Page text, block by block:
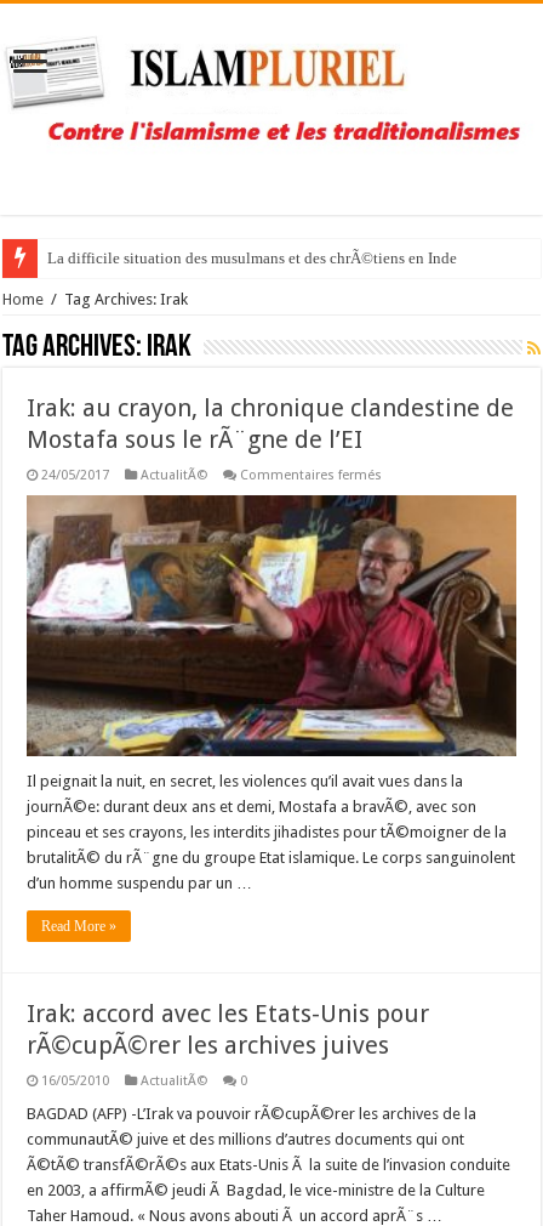
La difficile situation des musulmans et des chrÃ©tiens en Inde
Home / Tag Archives: Irak
Tag Archives: Irak
Irak: au crayon, la chronique clandestine de
Mostafa sous le rÃ¨gne de l’EI
24/05/2017 ActualitÃ© Commentaires fermés
au
crayon,
la
chronique
clandestine
de
Mostafa
sous
le
rÃ¨gne
de
l’EI
Il peignait la nuit, en secret, les violences qu’il avait vues dans la
journÃ©e: durant deux ans et demi, Mostafa a bravÃ©, avec son
pinceau et ses crayons, les interdits jihadistes pour tÃ©moigner de la
brutalitÃ© du rÃ¨gne du groupe Etat islamique. Le corps sanguinolent
d’un homme suspendu par un …
Read More »
Irak: accord avec les Etats-Unis pour
rÃ©cupÃ©rer les archives juives
16/05/2010 ActualitÃ© 0
BAGDAD (AFP) -L’Irak va pouvoir rÃ©cupÃ©rer les archives de la
communautÃ© juive et des millions d’autres documents qui ont
Ã©tÃ© transfÃ©rÃ©s aux Etats-Unis Ã la suite de l’invasion conduite
en 2003, a affirmÃ© jeudi Ã Bagdad, le vice-ministre de la Culture
Taher Hamoud. « Nous avons abouti Ã un accord aprÃ¨s …